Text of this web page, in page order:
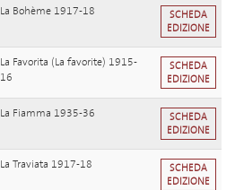
La Bohème 1917-18
SCHEDA
EDIZIONE
La Favorita (La favorite) 1915-
16
SCHEDA
EDIZIONE
La Fiamma 1935-36
SCHEDA
EDIZIONE
La Traviata 1917-18
SCHEDA
EDIZIONE